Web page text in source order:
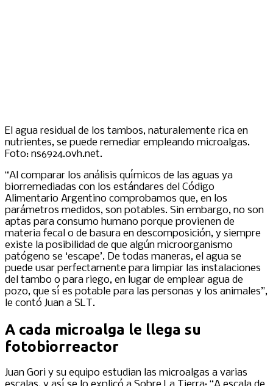
El agua residual de los tambos, naturalemente rica en
nutrientes, se puede remediar empleando microalgas.
Foto: ns6924.ovh.net.
“Al comparar los análisis químicos de las aguas ya
biorremediadas con los estándares del Código
Alimentario Argentino comprobamos que, en los
parámetros medidos, son potables. Sin embargo, no son
aptas para consumo humano porque provienen de
materia fecal o de basura en descomposición, y siempre
existe la posibilidad de que algún microorganismo
patógeno se ‘escape’. De todas maneras, el agua se
puede usar perfectamente para limpiar las instalaciones
del tambo o para riego, en lugar de emplear agua de
pozo, que sí es potable para las personas y los animales”,
le contó Juan a SLT.
A cada microalga le llega su
fotobiorreactor
Juan Gori y su equipo estudian las microalgas a varias